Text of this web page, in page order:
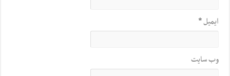
ایمیل*
وب‌ سایت